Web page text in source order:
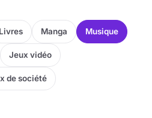
Livres Manga Musique
Jeux vidéo
de société